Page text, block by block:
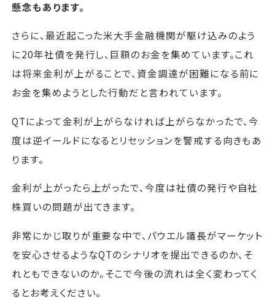
懸念もあります。
さらに、最近起こった米大手金融機関が駆け込みのよう
に20年社債を発行し、巨額のお金を集めています。これ
は将来金利が上がることで、資金調達が困難になる前に
お金を集めようとした行動だと言われています。
QTによって金利が上がらなければ上がらなかったで、今
度は逆イールドになるとリセッションを警戒する向きもあ
ります。
金利が上がったら上がったで、今度は社債の発行や自社
株買いの問題が出てきます。
非常にかじ取りが重要な中で、パウエル議長がマーケット
を安心させるようなQTのシナリオを提出できるのか、そ
れともできないのか。そこで今後の流れは全く変わってく
るとお考えください。